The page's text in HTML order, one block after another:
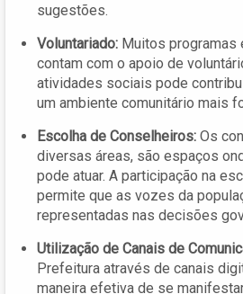
sugestões.
Voluntariado: Muitos programas
contam com o apoio de
atividades sociais pode
um ambiente comunitário mais
Escolha de Conselheiros: Os
diversas áreas, são espaços
pode atuar. A participação na
permite que as vozes da
representadas nas decisões
Utilização de Canais de
Prefeitura através de canais
maneira efetiva de se